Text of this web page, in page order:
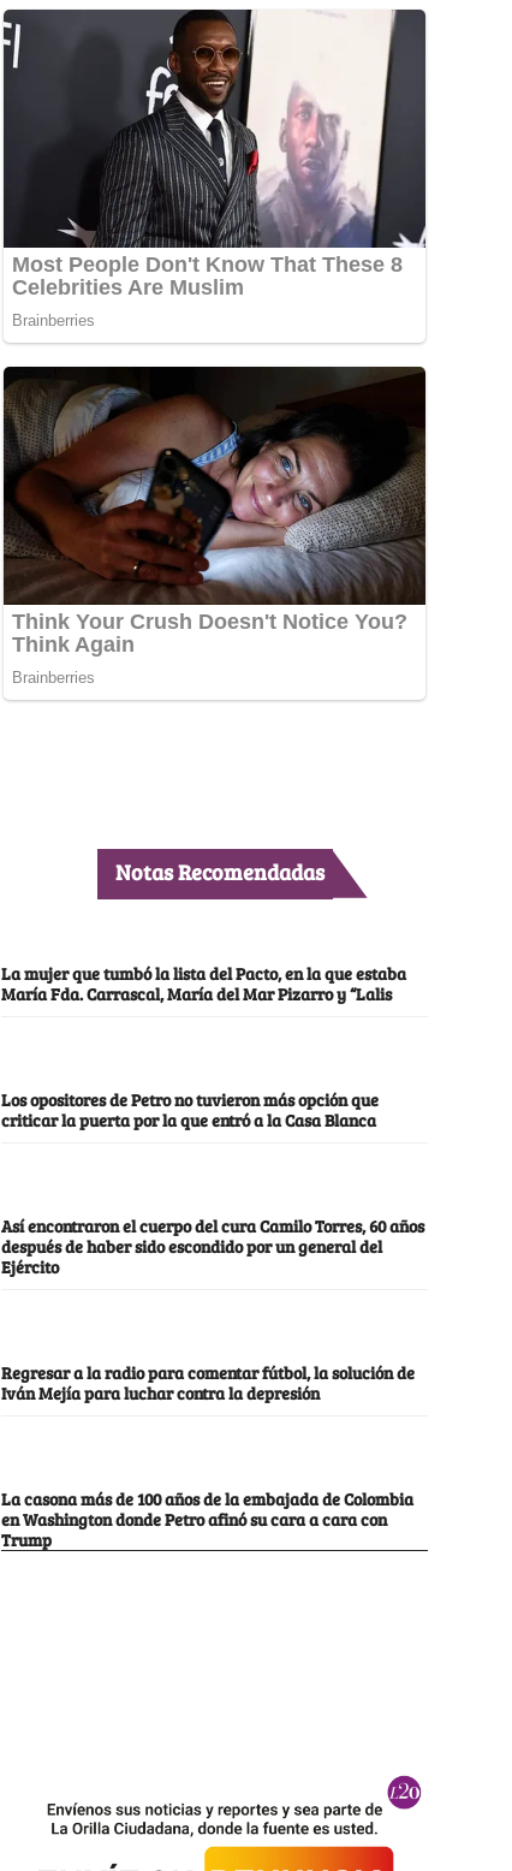
Notas Recomendadas
La mujer que tumbó la lista del Pacto, en la que estaba
María Fda. Carrascal, María del Mar Pizarro y “Lalis
Los opositores de Petro no tuvieron más opción que
criticar la puerta por la que entró a la Casa Blanca
Así encontraron el cuerpo del cura Camilo Torres, 60 años
después de haber sido escondido por un general del
Ejército
Regresar a la radio para comentar fútbol, la solución de
Iván Mejía para luchar contra la depresión
La casona más de 100 años de la embajada de Colombia
en Washington donde Petro afinó su cara a cara con
Trump